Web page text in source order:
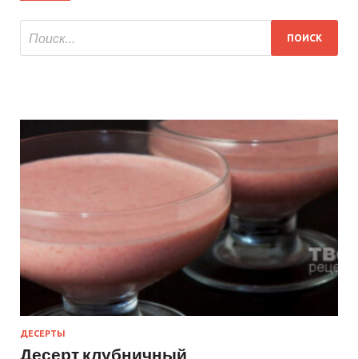
ДЕСЕРТЫ
Десерт клубничный